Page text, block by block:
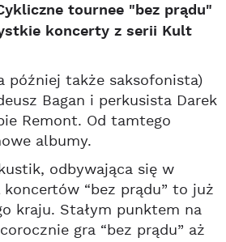
tournee "bez prądu"
koncerty z serii Kult
później także saksofonista)
Bagan i perkusista Darek
Remont. Od tamtego
albumy.
odbywająca się w
“bez prądu” to już
kraju. Stałym punktem na
gra “bez prądu” aż